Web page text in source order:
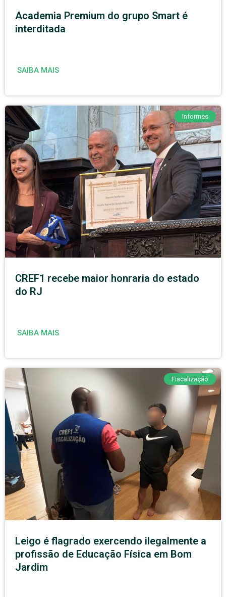
Academia Premium do grupo Smart é
interditada
SAIBA MAIS
Informes
CREF1 recebe maior honraria do estado
do RJ
SAIBA MAIS
Fiscalização
Leigo é flagrado exercendo ilegalmente a
profissão de Educação Física em Bom
Jardim